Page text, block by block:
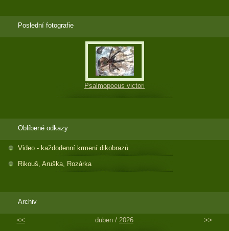
Poslední fotografie
Psalmopoeus victori
Oblíbené odkazy
Video - každodenní krmení dikobrazů
Rikouš, Aruška, Rozárka
Archiv
<< duben / 2026 >>